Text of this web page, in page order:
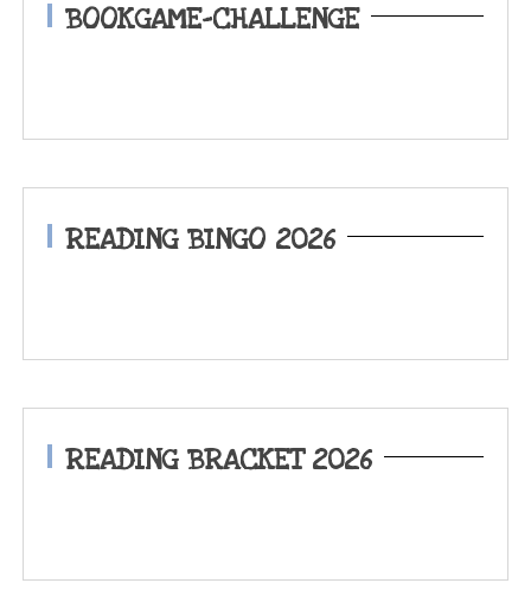
BOOKGAME-CHALLENGE
READING BINGO 2026
READING BRACKET 2026